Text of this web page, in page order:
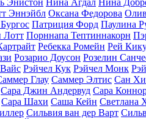
Энистон Нина Агдал Нина
Эннэйбл Оксана Федорова
Патриция Форд Паулина
Лотт Порннапа Тептиннакорн
Ребекка Ромейн Рей
Розарио Доусон Розелин
Рэйчел Кук Рэйчел Монк
Глау Саммер Элтис Сан
Сара Джин Андервуд Сара
Сара Шахи Саша Кейн Светлана
Сильвия ван дер Варт